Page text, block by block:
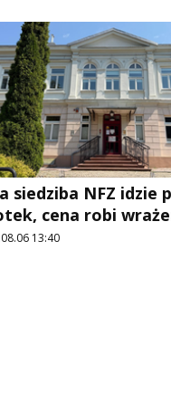
siedziba NFZ idzie
cena robi
13:40